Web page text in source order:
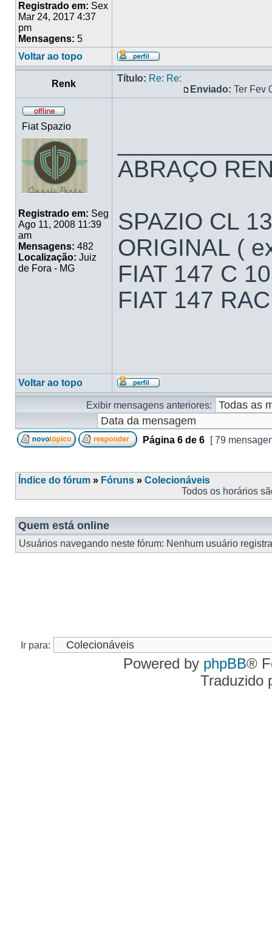
Registrado em: Sex
Mar 24, 2017 4:37
pm
Mensagens: 5
Voltar ao topo
Renk
Título: Re: Re:
Enviado: Ter Fev
Fiat Spazio
Registrado em: Seg
Ago 11, 2008 11:39
am
Mensagens: 482
Localização: Juiz
de Fora - MG
ABRAÇO
SPAZIO CL
ORIGINAL (
FIAT 147 C
FIAT 147
Voltar ao topo
Exibir mensagens anteriores:
Página 6 de 6 [ 79
Índice do fórum » Fóruns » Colecionáveis
Todos os horários
Quem está online
Usuários navegando neste fórum: Nenhum usuário
Ir para:
Powered by phpBB®
Traduzido